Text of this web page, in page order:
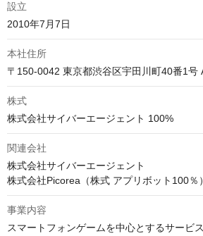
設立
2010年7月7日
本社住所
〒150-0042 東京都渋谷区宇田川町40番1号
株式
株式会社サイバーエージェント 100%
関連会社
株式会社サイバーエージェント
株式会社Picorea（株式 アプリボット100％）
事業内容
スマートフォンゲームを中心とするサービ